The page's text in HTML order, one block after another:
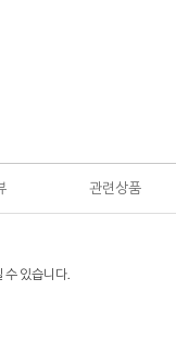
관련상품
수 있습니다.